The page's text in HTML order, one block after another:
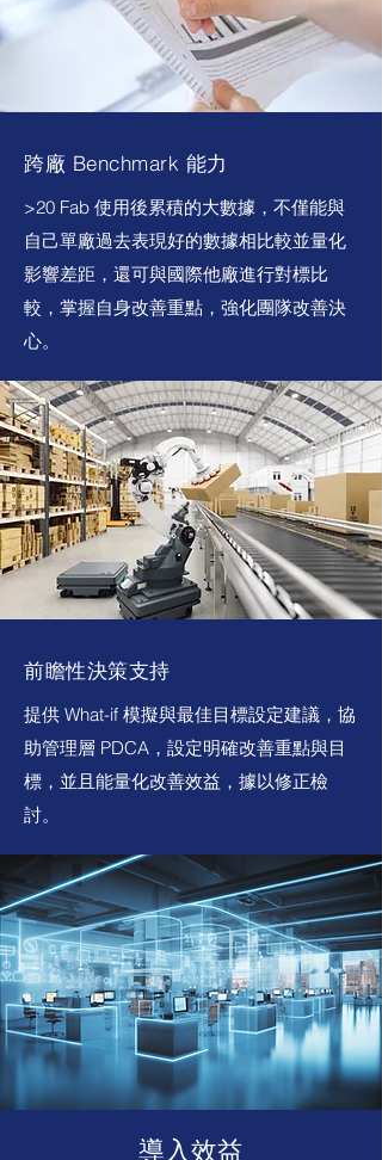
跨廠 Benchmark 能力
>20 Fab 使用後累積的大數據，不僅能與
自己單廠過去表現好的數據相比較並量化
影響差距，還可與國際他廠進行對標比
較，掌握自身改善重點，強化團隊改善決
心。
前瞻性決策支持
提供 What-if 模擬與最佳目標設定建議，協
助管理層 PDCA，設定明確改善重點與目
標，並且能量化改善效益，據以修正檢
討。
導入效益